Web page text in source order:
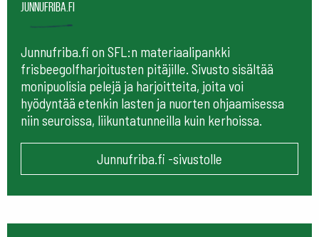
Junnufriba.fi
Junnufriba.fi on SFL:n materiaalipankki
frisbeegolfharjoitusten pitäjille. Sivusto sisältää
monipuolisia pelejä ja harjoitteita, joita voi
hyödyntää etenkin lasten ja nuorten ohjaamisessa
niin seuroissa, liikuntatunneilla kuin kerhoissa.
Junnufriba.fi -sivustolle